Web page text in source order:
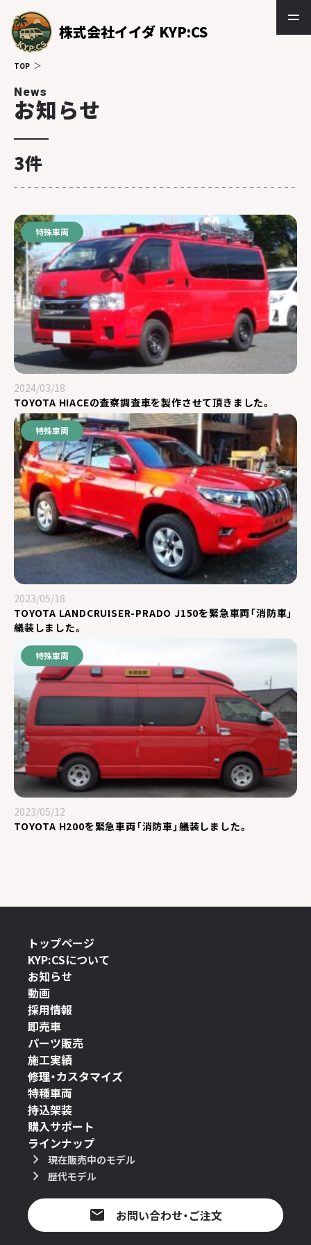
株式会社イイダ KYP:CS
TOP
News
お知らせ
3件
特殊車両
2024/03/18
TOYOTA HIACEの査察調査車を製作させて頂きました。
特殊車両
2023/05/18
TOYOTA LANDCRUISER-PRADO J150を緊急車両「消防車」
艤装しました。
特殊車両
2023/05/12
TOYOTA H200を緊急車両「消防車」艤装しました。
トップページ
KYP:CSについて
お知らせ
動画
採用情報
即売車
パーツ販売
施工実績
修理・カスタマイズ
特種車両
持込架装
購入サポート
ラインナップ
現在販売中のモデル
歴代モデル
お問い合わせ・ご注文